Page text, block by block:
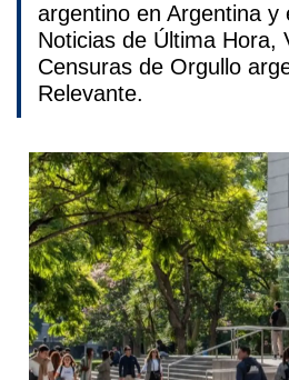
argentino en Argentina y
Noticias de Última Hora,
Censuras de Orgullo
Relevante.